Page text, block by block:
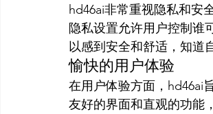
hd46ai非常重视隐私和安
隐私设置允许用户控制谁
以感到安全和舒适，知道
愉快的用户体验
在用户体验方面，hd46ai
友好的界面和直观的功能